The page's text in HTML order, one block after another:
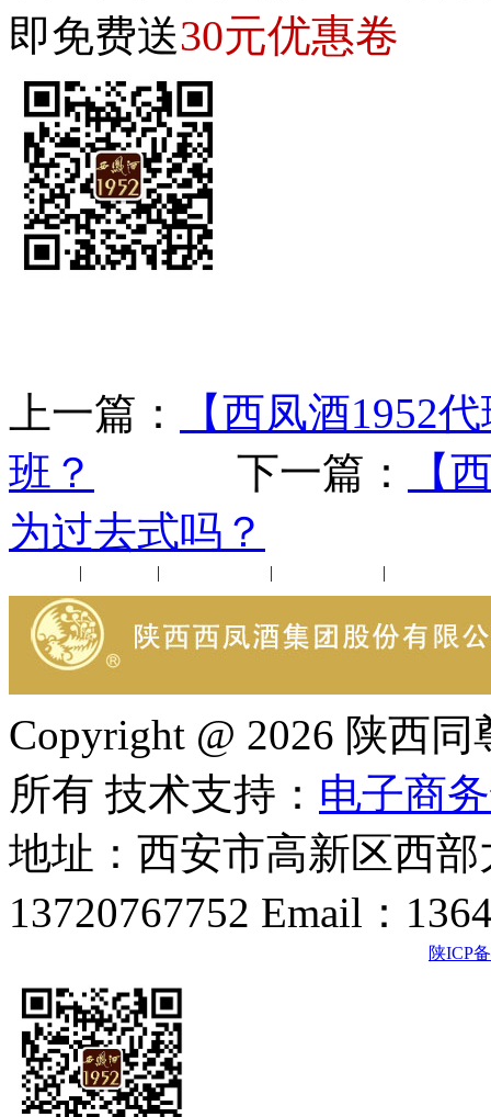
即免费送30元优惠卷
上一篇：
【西凤酒1952
班？
下一篇：
【
为过去式吗？
| | | |
Copyright @ 2026 陕西
所有 技术支持： 电子商
地址：西安市高新区西
13720767752 Email：
陕ICP